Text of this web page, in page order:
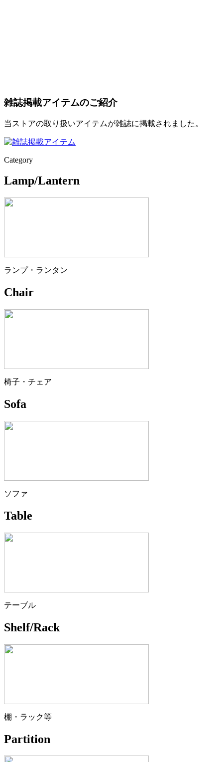
雑誌掲載アイテムのご紹介
当ストアの取り扱いアイテムが雑誌に掲載されました。
Category
Lamp/Lantern
ランプ・ランタン
Chair
椅子・チェア
Sofa
ソファ
Table
テーブル
Shelf/Rack
棚・ラック等
Partition